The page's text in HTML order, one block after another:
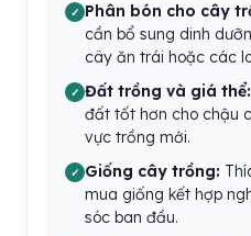
Phân bón cho cây
cần bổ sung dinh
cây ăn trái hoặc các
Đất trồng và giá thể:
đất tốt hơn cho chậu
vực trồng mới.
Giống cây trồng:
mua giống kết hợp
sóc ban đầu.